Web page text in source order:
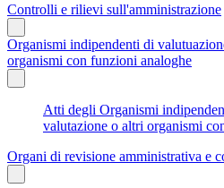
Controlli e rilievi sull'amministrazione
Organismi indipendenti di
organismi con funzioni analoghe
Atti degli Organismi
valutazione o altri organismi
Organi di revisione amministrativa e